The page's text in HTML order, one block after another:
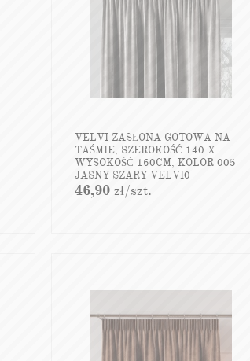
VELVI ZASŁONA GOTOWA NA
TAŚMIE, SZEROKOŚĆ 140 X
WYSOKOŚĆ 160CM, KOLOR 005
JASNY SZARY VELVI0
46,90zł/szt.